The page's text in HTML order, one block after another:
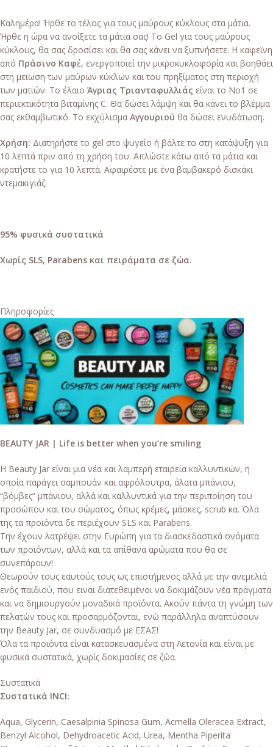
Καλημέρα! Ήρθε το τέλος για τους μαύρους κύκλους στα μάτια.
Ήρθε η ώρα να ανοίξετε τα μάτια σας! Το Gel για τους μαύρους
κύκλους, θα σας δροσίσει και θα σας κάνει να ξυπνήσετε. Η καφεϊνη
από Πράσινο Καφέ, ενεργοποιεί την μικροκυκλοφορία και βοηθάει
στη μειωση των μαύρων κύκλων και του πρηξίματος στη περιοχή
των ματιών. Το έλαιο Άγριας Τριανταφυλλιάς είναι το Νο1 σε
περιεκτικότητα βιταμίνης C. Θα δώσει λάμψη και θα κάνει το βλέμμα
σας εκθαμβωτικό. Το εκχύλισμα Αγγουριού θα δώσει ενυδάτωση.
Χρήση: Διατηρήστε το gel στο ψυγείο ή βάλτε το στη κατάψυξη για
10 λεπτά πριν από τη χρήση του. Απλώστε κάτω από τα μάτια και
κρατήστε το για 10 λεπτά. Αφαιρέστε με ένα βαμβακερό δισκάκι
ντεμακιγιάζ.
95% φυσικά συστατικά
Χωρίς SLS, Parabens και πειράματα σε ζώα.
Πληροφορίες
BEAUTY JAR | Life is better when you’re smiling
Η Beauty Jar είναι μια νέα και λαμπερή εταιρεία καλλυντικών, η
οποία παράγει σαμπουάν και αφρόλουτρα, άλατα μπάνιου,
“βόμβες” μπάνιου, αλλά και καλλυντικά για την περιποίηση του
προσώπου και του σώματος, όπως κρέμες, μάσκες, scrub κα. Όλα
της τα προϊόντα δε περιέχουν SLS και Parabens.
Την έχουν λατρέψει στην Ευρώπη για τα διασκεδαστικά ονόματα
των προϊόντων, αλλά και τα απίθανα αρώματα που θα σε
συνεπάρουν!
Θεωρούν τους εαυτούς τους ως επιστήμενος αλλά με την ανεμελιά
ενός παιδιού, που ειναι διατεθειμένοι να δοκιμάζουν νέα πράγματα
και να δημιουργούν μοναδικά προϊόντα. Ακούν πάντα τη γνώμη των
πελατών τους και προσαρμόζονται, ενώ παράλληλα αναπτύσουν
την Beauty Jar, σε συνδυασμό με ΕΣΑΣ!
Όλα τα προϊόντα είναι κατασκευασμένα στη Λετονία και είναι με
φυσικά συστατικά, χωρίς δοκιμασίες σε ζώα.
Συστατικά
Συστατικά INCI:
Aqua, Glycerin, Caesalpinia Spinosa Gum, Acmella Oleracea Extract,
Benzyl Alcohol, Dehydroacetic Acid, Urea, Mentha Piperita